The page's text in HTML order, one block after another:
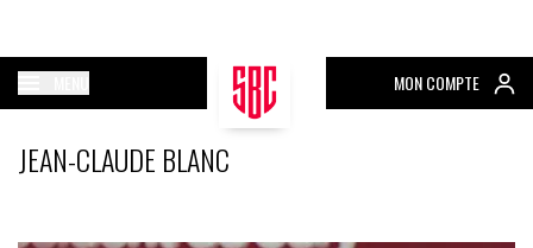
MON COMPTE
JEAN-CLAUDE BLANC